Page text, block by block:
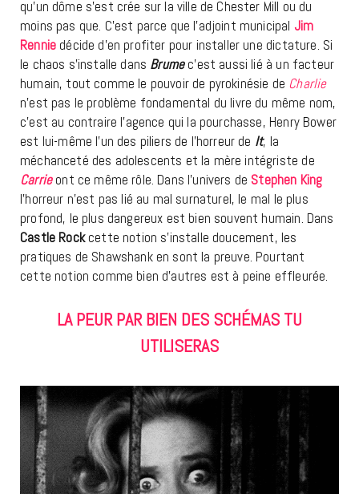
qu’un dôme s’est crée sur la ville de Chester Mill ou du
moins pas que. C’est parce que l’adjoint municipal Jim
Rennie décide d’en profiter pour installer une dictature. Si
le chaos s’installe dans Brumec’est aussi lié à un facteur
humain, tout comme le pouvoir de pyrokinésie de Charlie
n’est pas le problème fondamental du livre du même nom,
c’est au contraire l’agence qui la pourchasse, Henry Bower
est lui-même l’un des piliers de l’horreur de It, la
méchanceté des adolescents et la mère intégriste de
Carrie ont ce même rôle. Dans l’univers de Stephen King
l’horreur n’est pas lié au mal surnaturel, le mal le plus
profond, le plus dangereux est bien souvent humain. Dans
Castle Rockcette notion s’installe doucement, les
pratiques de Shawshank en sont la preuve. Pourtant
cette notion comme bien d’autres est à peine effleurée.
LA PEUR PAR BIEN DES SCHÉMAS TU
UTILISERAS